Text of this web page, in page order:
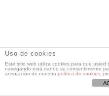
Uso de cookies
Este sitio web utiliza cookies para que
navegando está dando su consentimiento
aceptación de nuestra política de cookies ,